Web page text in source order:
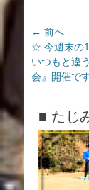
リ
ー
投
稿
ナ
ビ
ー
シ
ョ
ン
← 前へ
前
の
投
☆ 今週末の
いつもと違
会』開催で
■ たじ